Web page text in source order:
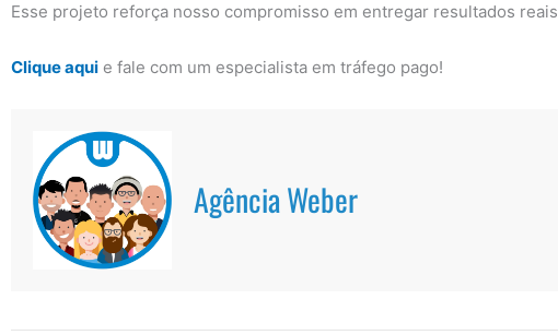
Esse projeto reforça nosso compromisso em entregar resultados
Clique aqui e fale com um especialista em tráfego pago!
Agência Weber